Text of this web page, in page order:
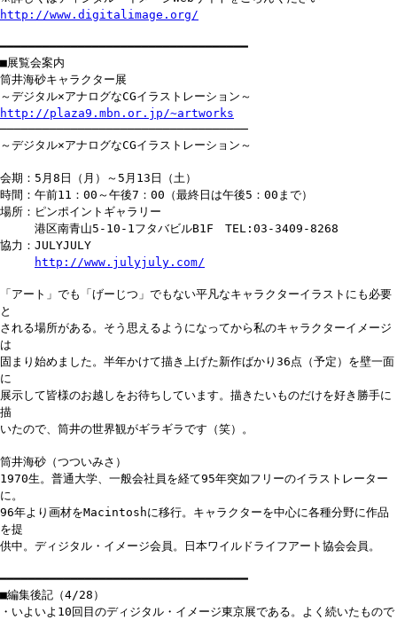
http://www.digitalimage.org/
━━━━━━━━━━━━━━━━━━━━━━━━━━━━━━━━━━━
■展覧会案内
筒井海砂キャラクター展
～デジタル×アナログなCGイラストレーション～
http://plaza9.mbn.or.jp/~artworks
───────────────────────────────────
～デジタル×アナログなCGイラストレーション～
会期：5月8日（月）～5月13日（土）
時間：午前11：00～午後7：00（最終日は午後5：00まで）
場所：ピンポイントギャラリー
港区南青山5-10-1フタバビルB1F TEL:03-3409-8268
協力：JULYJULY
http://www.julyjuly.com/
「アート」でも「げーじつ」でもない平凡なキャラクターイラストにも必要
と
される場所がある。そう思えるようになってから私のキャラクターイメージ
は
固まり始めました。半年かけて描き上げた新作ばかり36点（予定）を壁一面
に
展示して皆様のお越しをお待ちしています。描きたいものだけを好き勝手に
描
いたので、筒井の世界観がギラギラです（笑）。
筒井海砂（つついみさ）
1970生。普通大学、一般会社員を経て95年突如フリーのイラストレーター
に。
96年より画材をMacintoshに移行。キャラクターを中心に各種分野に作品
を提
供中。ディジタル・イメージ会員。日本ワイルドライフアート協会会員。
━━━━━━━━━━━━━━━━━━━━━━━━━━━━━━━━━━━
■編集後記（4/28）
・いよいよ10回目のディジタル・イメージ東京展である。よく続いたもので